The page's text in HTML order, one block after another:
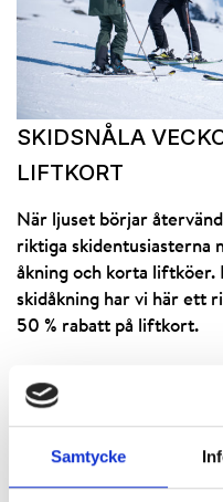
Samtycke
SKIDSNÅLA
LIFTKORT
När ljuset börjar
riktiga skidentusiasterna
åkning och korta liftköer.
skidåkning har vi här ett
50 % rabatt på liftkort.
BOKA NU